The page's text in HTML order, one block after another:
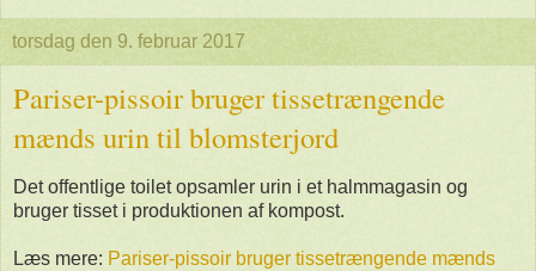
torsdag den 9. februar 2017
Pariser-pissoir bruger tissetrængende
mænds urin til blomsterjord
Det offentlige toilet opsamler urin i et halmmagasin og
bruger tisset i produktionen af kompost.
Læs mere: Pariser-pissoir bruger tissetrængende mænds